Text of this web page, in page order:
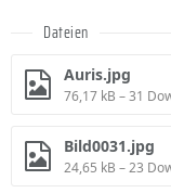
Dateien
Auris.jpg
76,17 kB – 31
Bild0031.jpg
24,65 kB – 23